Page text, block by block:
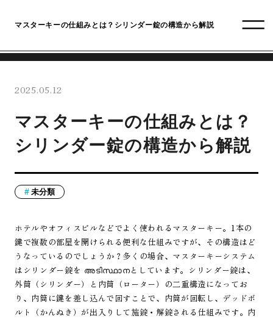
マスターキーの仕組みとは？シリンダー錠の構造から解説
2025.05.12
マスターキーの仕組みとは？
シリンダー錠の構造から解説
未分類
ホテルやオフィスビルなどでよく使われるマスターキー。1本の
鍵で複数の部屋を開けられる便利な仕組みですが、その構造はど
うなっているのでしょうか？多くの場合、マスターキーシステム
はシリンダー錠を അടിസ്ഥാനとしています。シリンダー錠は、
外筒（シリンダー）と内筒（ローター）の二重構造になってお
り、内筒に鍵を差し込んで回すことで、内筒が回転し、デッドボ
ルト（かんぬき）が出入りして施錠・解錠される仕組みです。内